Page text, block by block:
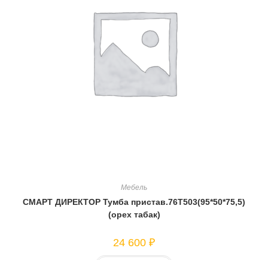
Мебель
СМАРТ ДИРЕКТОР Тумба пристав.76Т503(95*50*75,5)
(орех табак)
24 600 ₽